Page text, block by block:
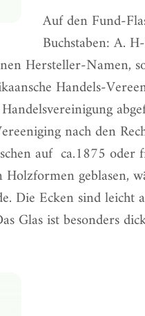
Auf den Fund-
Buchstaben: A.
Hersteller-Namen,
Handels-
nach den
auf ca.1875
geblasen,
Die Ecken sind leicht
Glas ist besonders